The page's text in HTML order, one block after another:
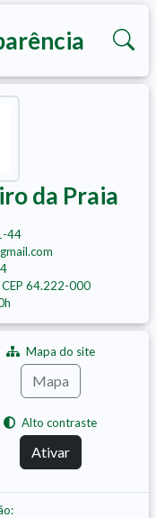
da Praia
44
64.222-000
Mapa do site
Mapa
Alto contraste
Ativar